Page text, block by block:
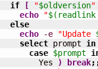
if
[ "$oldversion"
echo
"
else
echo
-e "Update
select prompt in
case $prompt
        Yes
) break